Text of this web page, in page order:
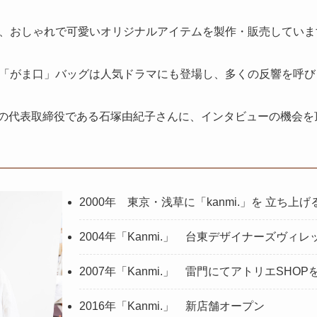
おしゃれで可愛いオリジナルアイテムを製作・販売してい
がま口」バッグは人気ドラマにも登場し、多くの反響を呼
代表取締役である石塚由紀子さんに、インタビューの機会
2000年 東京・浅草に「kanmi.」を 立ち上げ
2004年「Kanmi.」 台東デザイナーズヴィレ
2007年「Kanmi.」 雷門にてアトリエSHOP
2016年「Kanmi.」 新店舗オープン